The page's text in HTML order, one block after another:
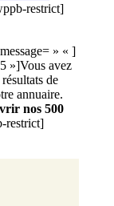
restrict]
» « ]
»]Vous avez
de
annuaire.
nos 500
restrict]